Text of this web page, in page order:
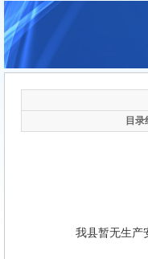
目
我县暂无生产安